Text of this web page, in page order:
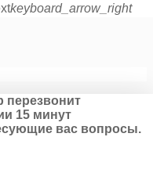
keyboard_arrow_right
перезвонит
15 минут
вас вопросы.